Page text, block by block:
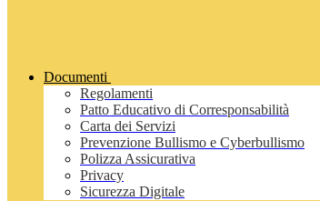
Documenti
Regolamenti
Patto Educativo di Corresponsabilità
Carta dei Servizi
Prevenzione Bullismo e Cyberbullismo
Polizza Assicurativa
Privacy
Sicurezza Digitale